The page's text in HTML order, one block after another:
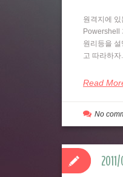
원격지에
Powershell
원리등을
고 따라하
Read
No